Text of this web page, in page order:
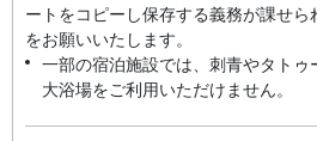
ートをコピーし保存する義務が課せら
をお願いいたします。
一部の宿泊施設では、刺青やタト
大浴場をご利用いただけません。